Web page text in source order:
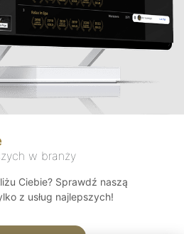
w branży
Ciebie? Sprawdź naszą
z usług najlepszych!